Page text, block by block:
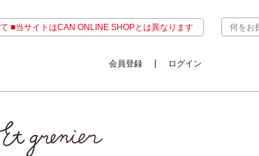
■当サイトはCAN ONLINE SHOPとは異なります
会員登録 ログイン